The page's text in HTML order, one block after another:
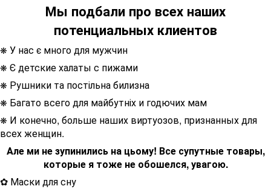
Мы подбали про всех наших
потенциальных клиентов
❋ У нас є много для мужчин
❋ Є детские халаты с пижами
❋ Рушники та постільна билизна
❋ Багато всего для майбутніх и годючих мам
❋ И конечно, больше наших виртуозов, признанных для
всех женщин.
Але ми не зупинились на цьому! Все супутные товары,
которые я тоже не обошелся, увагою.
✿ Маски для сну